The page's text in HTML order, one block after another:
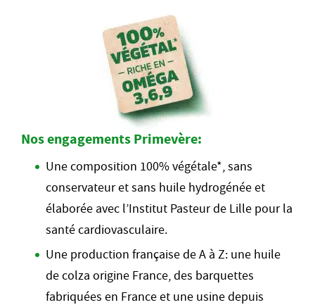
Nos engagements Primevère:
Une composition 100% végétale*, sans
conservateur et sans huile hydrogénée et
élaborée avec l’Institut Pasteur de Lille pour la
santé cardiovasculaire.
Une production française de A à Z: une huile
de colza origine France, des barquettes
fabriquées en France et une usine depuis